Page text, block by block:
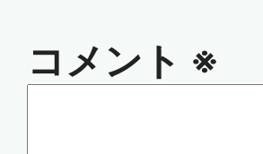
コメント ※